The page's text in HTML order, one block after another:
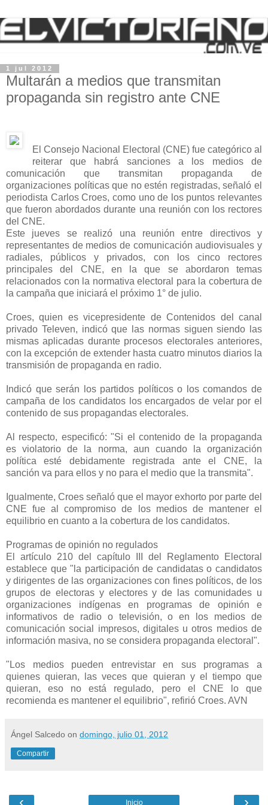
1 jul 2012
Multarán a medios que transmitan
propaganda sin registro ante CNE
El Consejo Nacional Electoral (CNE) fue categórico al
reiterar que habrá sanciones a los medios de
comunicación que transmitan propaganda de
organizaciones políticas que no estén registradas, señaló el
periodista Carlos Croes, como uno de los puntos relevantes
que fueron abordados durante una reunión con los rectores
del CNE.
Este jueves se realizó una reunión entre directivos y
representantes de medios de comunicación audiovisuales y
radiales, públicos y privados, con los cinco rectores
principales del CNE, en la que se abordaron temas
relacionados con la normativa electoral para la cobertura de
la campaña que iniciará el próximo 1° de julio.
Croes, quien es vicepresidente de Contenidos del canal
privado Televen, indicó que las normas siguen siendo las
mismas aplicadas durante procesos electorales anteriores,
con la excepción de extender hasta cuatro minutos diarios la
transmisión de propaganda en radio.
Indicó que serán los partidos políticos o los comandos de
campaña de los candidatos los encargados de velar por el
contenido de sus propagandas electorales.
Al respecto, especificó: "Si el contenido de la propaganda
es violatorio de la norma, aun cuando la organización
política esté debidamente registrada ante el CNE, la
sanción va para ellos y no para el medio que la transmita".
Igualmente, Croes señaló que el mayor exhorto por parte del
CNE fue al compromiso de los medios de mantener el
equilibrio en cuanto a la cobertura de los candidatos.
Programas de opinión no regulados
El artículo 210 del capítulo III del Reglamento Electoral
establece que "la participación de candidatas o candidatos
y dirigentes de las organizaciones con fines políticos, de los
grupos de electoras y electores y de las comunidades u
organizaciones indígenas en programas de opinión e
informativos de radio o televisión, o en los medios de
comunicación social impresos, digitales u otros medios de
información masiva, no se considera propaganda electoral".
"Los medios pueden entrevistar en sus programas a
quienes quieran, las veces que quieran y el tiempo que
quieran, eso no está regulado, pero el CNE lo que
recomienda es mantener el equilibrio", refirió Croes. AVN
Ángel Salcedo on domingo, julio 01, 2012
Compartir
Inicio